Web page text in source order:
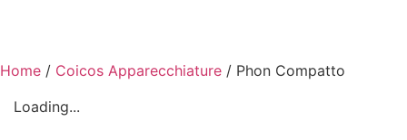
Home / Coicos Apparecchiature / Phon Compatto
Loading...